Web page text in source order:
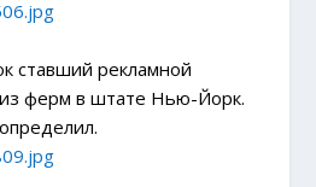
ставший рекламной
ферм в штате Нью-Йорк.